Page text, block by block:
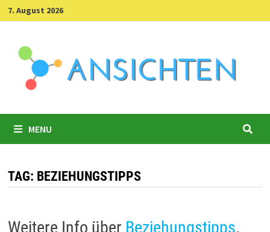
Skip
to
7. August 2026
MENU
TAG: BEZIEHUNGSTIPPS
Weitere Info über Beziehungstipps.